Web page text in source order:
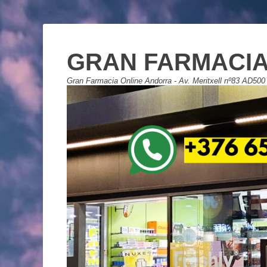
GRAN
Gran Farmacia Online Andorra - Av. Meritxell nº83